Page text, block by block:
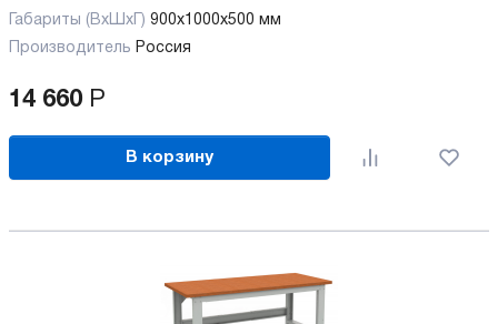
Габариты (ВхШхГ) 900x1000x500 мм
Производитель Россия
14 660 Р
В корзину